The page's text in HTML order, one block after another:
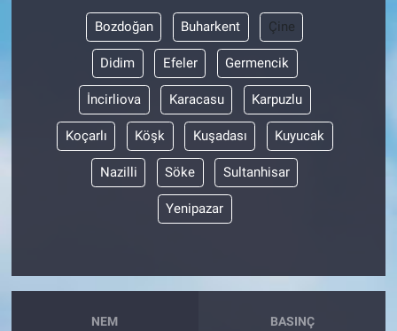
Bozdoğan Buharkent Çine
Didim Efeler Germencik
İncirliova Karacasu Karpuzlu
Koçarlı Köşk Kuşadası Kuyucak
Nazilli Söke Sultanhisar
Yenipazar
NEM BASINÇ